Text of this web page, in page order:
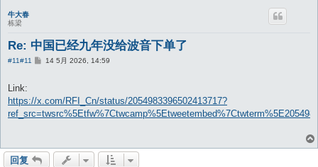
牛大春
栋梁
Re: 中国已经九年没给波音下单了
#11#11
帖14 5月 2026, 14:59
Link:
https://x.com/RFI_Cn/status/2054983396502413717?
回复